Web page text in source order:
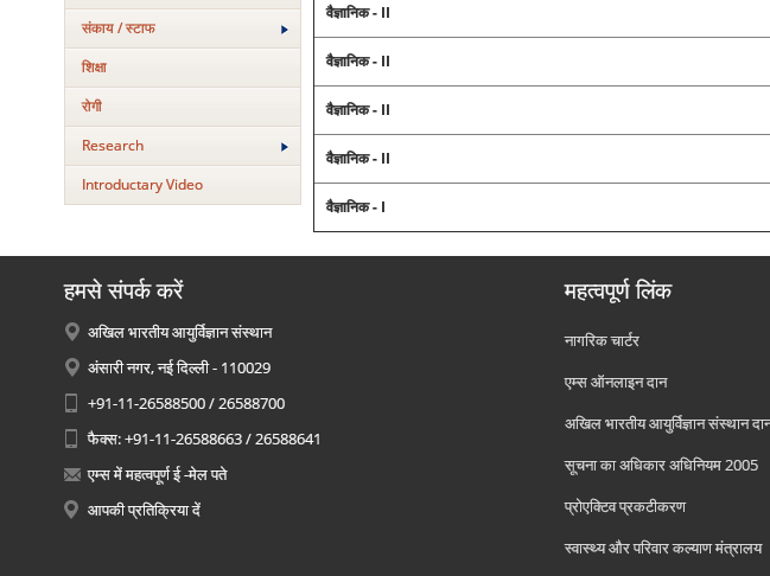
संकाय / स्टाफ
शिक्षा
रोगी
Research
Introductary Video
वैज्ञानिक - II
वैज्ञानिक - II
वैज्ञानिक - II
वैज्ञानिक - II
वैज्ञानिक - I
हमसे संपर्क करें
अखिल भारतीय आयुर्विज्ञान संस्थान
अंसारी नगर, नई दिल्ली - 110029
+91-11-26588500 / 26588700
फैक्स: +91-11-26588663 / 26588641
एम्स में महत्वपूर्ण ई -मेल पते
आपकी प्रतिक्रिया दें
महत्वपूर्ण लिंक
नागरिक चार्टर
एम्स ऑनलाइन दान
अखिल भारतीय आयुर्विज्ञान संस्थान
सूचना का अधिकार अधिनियम 2005
प्रोएक्टिव प्रकटीकरण
स्वास्थ्य और परिवार कल्याण मंत्रालय